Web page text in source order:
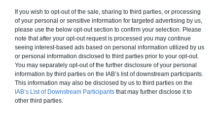
If you wish to opt-out of the sale, sharing to third parties, or processing
of your personal or sensitive information for targeted advertising by us,
please use the below opt-out section to confirm your selection. Please
note that after your opt-out request is processed you may continue
seeing interest-based ads based on personal information utilized by us
or personal information disclosed to third parties prior to your opt-out.
You may separately opt-out of the further disclosure of your personal
information by third parties on the IAB’s list of downstream participants.
This information may also be disclosed by us to third parties on the
IAB’s List of Downstream Participants that may further disclose it to
other third parties.
inclut le gros oeuvre et le second oeuvre (cuisine,
peinture, sols...), mais exclut piscine, jardin et
clôture.
À partir de
225 000€ TTC
Je la veux !